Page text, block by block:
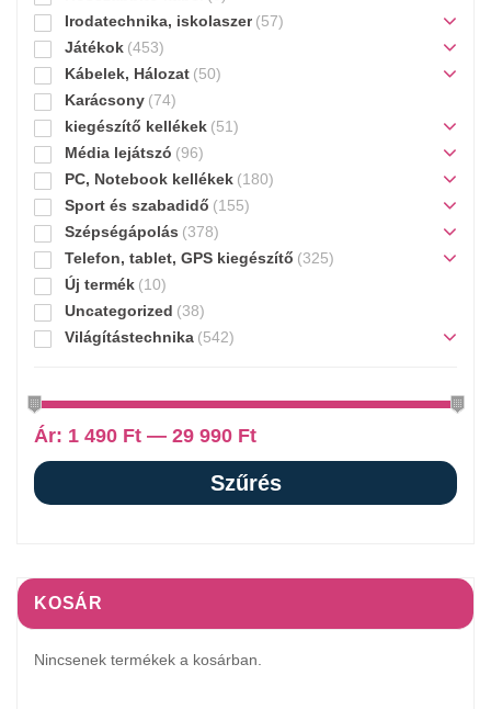
Irodatechnika, iskolaszer (57)
Játékok (453)
Kábelek, Hálozat (50)
Karácsony (74)
kiegészítő kellékek (51)
Média lejátszó (96)
PC, Notebook kellékek (180)
Sport és szabadidő (155)
Szépségápolás (378)
Telefon, tablet, GPS kiegészítő (325)
Új termék (10)
Uncategorized (38)
Világítástechnika (542)
Szűrés
Ár: 1 490 Ft — 29 990 Ft
KOSÁR
Nincsenek termékek a kosárban.